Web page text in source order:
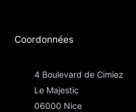
Coordonnées​
4 Boulevard de Cimiez
Le Majestic
06000 Nice